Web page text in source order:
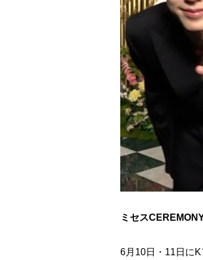
ミセス
6月10日・11日に